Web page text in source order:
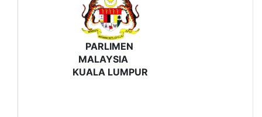
PARLIMEN
MALAYSIA
KUALA LUMPUR